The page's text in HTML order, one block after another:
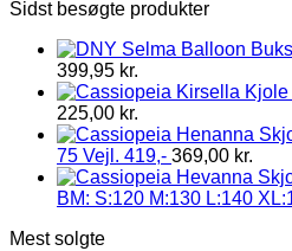
Sidst besøgte produkter
399,95 kr.
225,00 kr.
75 Vejl. 419,- 369,00 kr.
BM: S:120 M:130 L:140
Mest solgte